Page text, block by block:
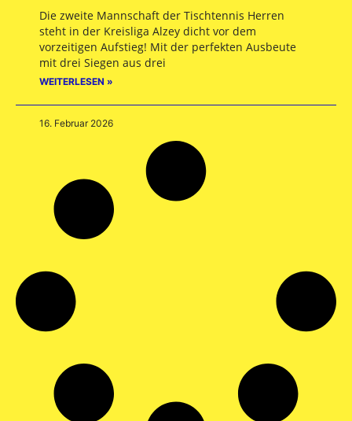
Die zweite Mannschaft der Tischtennis Herren
steht in der Kreisliga Alzey dicht vor dem
vorzeitigen Aufstieg! Mit der perfekten Ausbeute
mit drei Siegen aus drei
WEITERLESEN »
16. Februar 2026